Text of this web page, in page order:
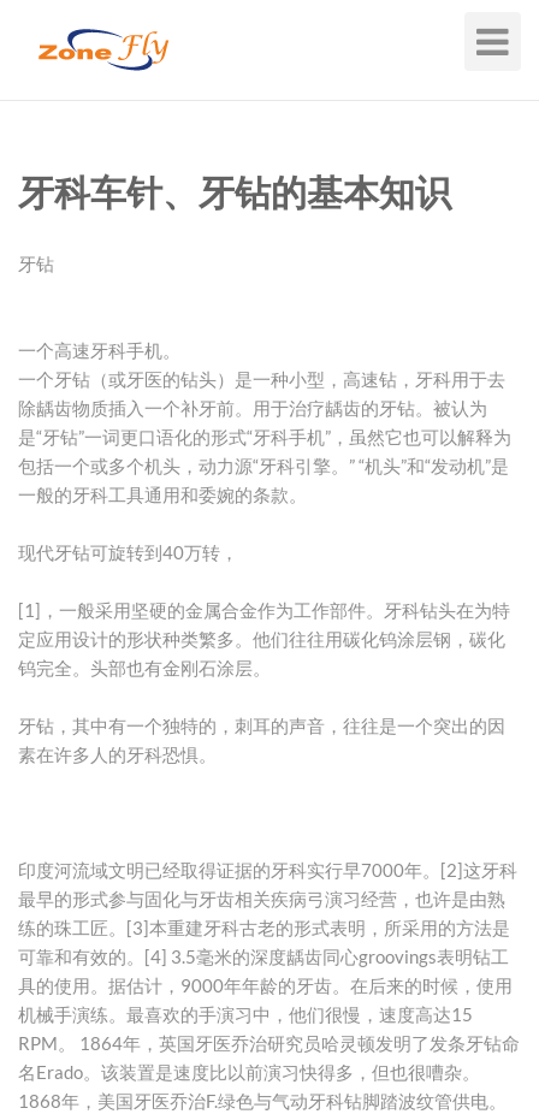
Toggle
牙科车针、牙钻的基本知识
牙钻
一个高速牙科手机。
一个牙钻（或牙医的钻头）是一种小型，高速钻，牙科用于去
除龋齿物质插入一个补牙前。用于治疗龋齿的牙钻。被认为
是“牙钻”一词更口语化的形式“牙科手机”，虽然它也可以解释为
包括一个或多​​个机头，动力源“牙科引擎。” “机头”和“发动机”是
一般的牙科工具通用和委婉的条款。
现代牙钻可旋转到40万转，
[1]，一般采用坚硬的金属合金作为工作部件。牙科钻头在为特
定应用设计的形状种类繁多。他们往往用碳化钨涂层钢，碳化
钨完全。头部也有金刚石涂层。
牙钻，其中有一个独特的，刺耳的声音，往往是一个突出的因
素在许多人的牙科恐惧。
印度河流域文明已经取得证据的牙科实行早7000年。[2]这牙科
最早的形式参与固化与牙齿相关疾病弓演习经营，也许是由熟
练的珠工匠。[3]本重建牙科古老的形式表明，所采用的方法是
可靠和有效的。[4] 3.5毫米的深度龋齿同心groovings表明钻工
具的使用。据估计，9000年年龄的牙齿。在后来的时候，使用
机械手演练。最喜欢的手演习中，他们很慢，速度高达15
RPM。 1864年，英国牙医乔治研究员哈灵顿发明了发条牙钻命
名Erado。该装置是速度比以前演习快得多，但也很嘈杂。
1868年，美国牙医乔治F.绿色与气动牙科钻脚踏波纹管供电。